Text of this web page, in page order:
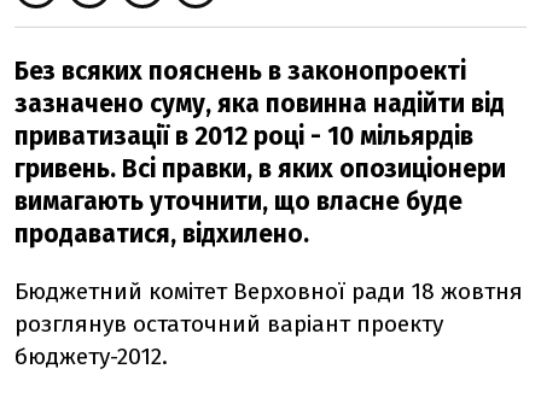
Без всяких пояснень в законопроекті
зазначено суму, яка повинна надійти від
приватизації в 2012 році - 10 мільярдів
гривень. Всі правки, в яких опозиціонери
вимагають уточнити, що власне буде
продаватися, відхилено.
Бюджетний комітет Верховної ради 18 жовтня
розглянув остаточний варіант проекту
бюджету-2012.